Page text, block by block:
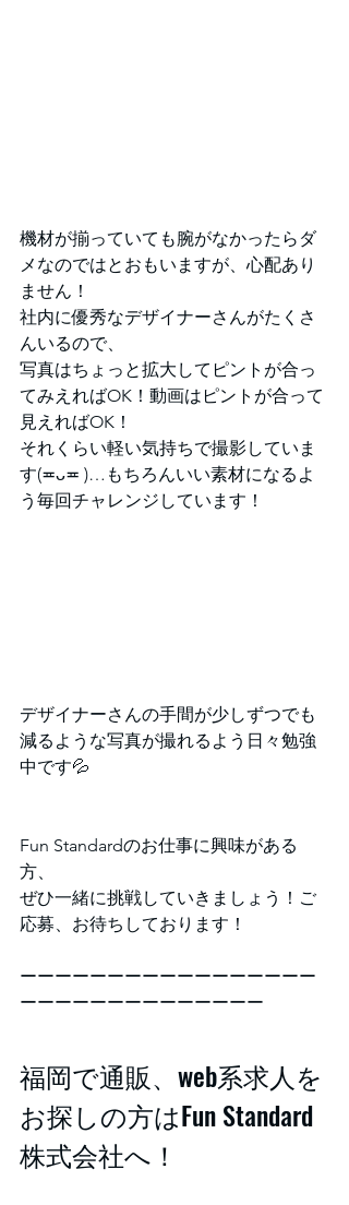
機材が揃っていても腕がなかったらダ
メなのではとおもいますが、心配あり
ません！
社内に優秀なデザイナーさんがたくさ
んいるので、
写真はちょっと拡大してピントが合っ
てみえればOK！動画はピントが合って
見えればOK！
それくらい軽い気持ちで撮影していま
す(≖ᴗ≖ )…もちろんいい素材になるよ
う毎回チャレンジしています！
デザイナーさんの手間が少しずつでも
減るような写真が撮れるよう日々勉強
中です💦
Fun Standardのお仕事に興味がある
方、
ぜひ一緒に挑戦していきましょう！ご
応募、お待ちしております！
ーーーーーーーーーーーーーーーーー
ーーーーーーーーーーーーーー
福岡で通販、web系求人を
お探しの方はFun Standard
株式会社へ！